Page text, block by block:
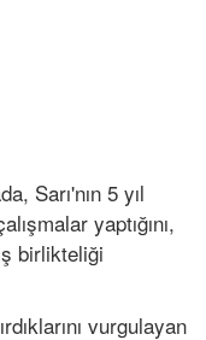
Sarı'nın 5 yıl
yaptığını,
birlikteliği
vurgulayan